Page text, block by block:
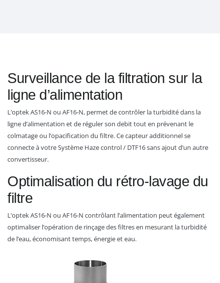
Surveillance de la filtration sur la
ligne d’alimentation
L’optek AS16-N ou AF16-N, permet de contrôler la turbidité dans la
ligne d’alimentation et de réguler son debit tout en prévenant le
colmatage ou l’opacification du filtre. Ce capteur additionnel se
connecte à votre Système Haze control / DTF16 sans ajout d’un autre
convertisseur.
Optimalisation du rétro-lavage du
filtre
L’optek AS16-N ou AF16-N contrôlant l’alimentation peut également
optimaliser l’opération de rinçage des filtres en mesurant la turbidité
de l’eau, économisant temps, énergie et eau.